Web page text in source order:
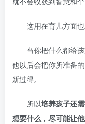
这用在育儿方面也
当你把什么都给
他以后会把你所准备
新过得。
所以培养孩子还
想要什么，尽可能让